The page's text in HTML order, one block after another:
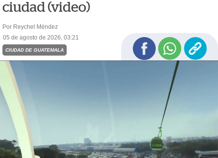
ciudad (video)
Por Reychel Méndez
05 de agosto de 2026, 03:21
CIUDAD DE GUATEMALA